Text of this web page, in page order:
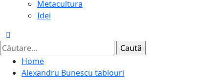
Metacultura
Idei
Caută
după:Home
Alexandru Bunescu tablouri